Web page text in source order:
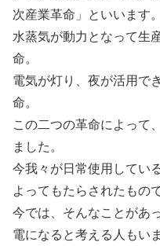
次産業革命」といいます。
水蒸気が動力となって生
命。
電気が灯り、夜が活用で
命。
この二つの革命によって
ました。
今我々が日常使用してい
よってもたらされたもの
今では、そんなことがあ
電になると考える人もい